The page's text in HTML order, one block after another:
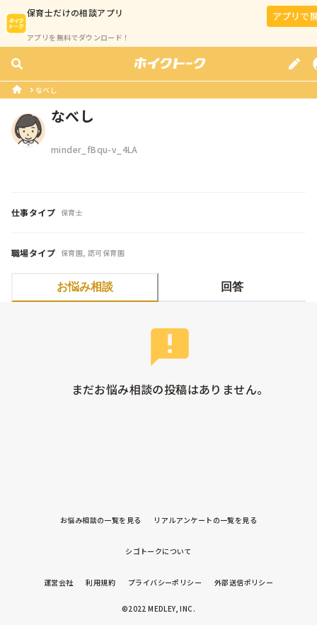
保育士だけの相談アプリ
アプリを無料でダウンロード！
アプリで
なべし
なべし
minder_fBqu-v_4LA
仕事タイプ 保育士
職場タイプ 保育園, 認可保育園
お悩み相談 回答
まだお悩み相談の投稿はありません。
お悩み相談の一覧を見る リアルアンケートの一覧を見る
シゴトークについて
運営会社 利用規約 プライバシーポリシー 外部送信ポリシー
©2022 MEDLEY, INC.